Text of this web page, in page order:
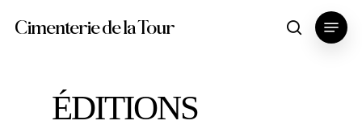
content
Cimenterie de la Tour search
Menu
ÉDITIONS